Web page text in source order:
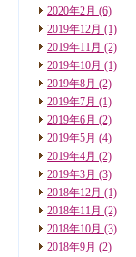
2020年2月 (6)
2019年12月 (1)
2019年11月 (2)
2019年10月 (1)
2019年8月 (2)
2019年7月 (1)
2019年6月 (2)
2019年5月 (4)
2019年4月 (2)
2019年3月 (3)
2018年12月 (1)
2018年11月 (2)
2018年10月 (3)
2018年9月 (2)